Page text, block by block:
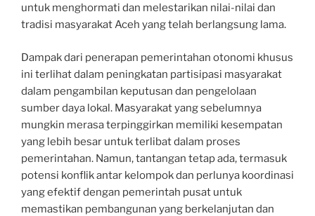
untuk menghormati dan melestarikan nilai-nilai dan
tradisi masyarakat Aceh yang telah berlangsung lama.
Dampak dari penerapan pemerintahan otonomi khusus
ini terlihat dalam peningkatan partisipasi masyarakat
dalam pengambilan keputusan dan pengelolaan
sumber daya lokal. Masyarakat yang sebelumnya
mungkin merasa terpinggirkan memiliki kesempatan
yang lebih besar untuk terlibat dalam proses
pemerintahan. Namun, tantangan tetap ada, termasuk
potensi konflik antar kelompok dan perlunya koordinasi
yang efektif dengan pemerintah pusat untuk
memastikan pembangunan yang berkelanjutan dan